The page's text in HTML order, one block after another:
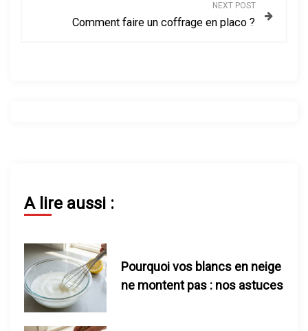
n
e
l
NEXT POST
Comment faire un coffrage en placo ?
A lire aussi :
Pourquoi vos blancs en neige
ne montent pas : nos astuces